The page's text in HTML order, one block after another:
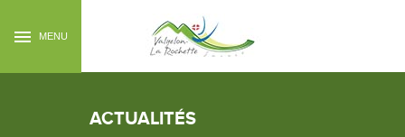
MENU
ACTUALITÉS